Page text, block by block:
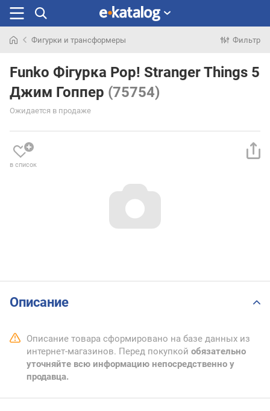
раньше
Фигурки и трансформеры Фильтр
Funko Фігурка Pop! Stranger Things 5
Джим Гоппер (75754)
Ожидается в продаже
в список
Описание
Описание товара сформировано на базе данных из
интернет-магазинов. Перед покупкой обязательно
уточняйте всю информацию непосредственно у
продавца.